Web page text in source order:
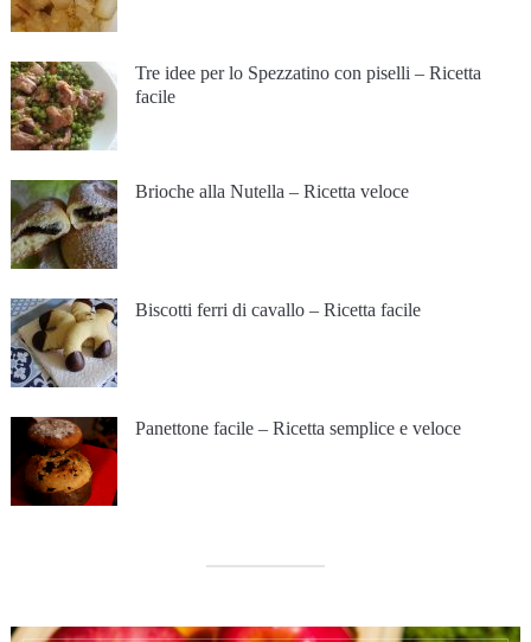
Tre idee per lo Spezzatino con piselli – Ricetta
facile
Brioche alla Nutella – Ricetta veloce
Biscotti ferri di cavallo – Ricetta facile
Panettone facile – Ricetta semplice e veloce